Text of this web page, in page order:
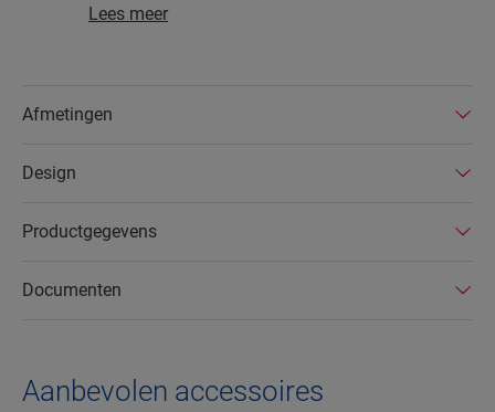
gemaakt zijn van ten minste 80% duurzaam
fabrieken. Bovendien hebben Quick-Step-
Lees meer
Afmetingen
Design
Productgegevens
Documenten
Aanbevolen accessoires